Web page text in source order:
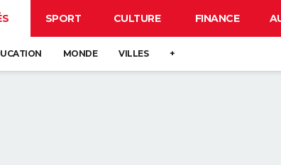
SPORT CULTURE FINANCE
MONDE VILLES +